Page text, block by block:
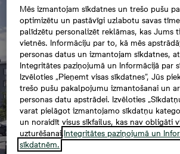
Mēs izmantojam sīkdatnes un trešo pušu
optimizētu un pastāvīgi uzlabotu savas
palīdzētu personalizēt reklāmas, kas Jums
vietnēs. Informāciju par to, kā mēs
personas datus un izmantojam sīkdatnes,
Integritātes paziņojumā un Informācijā par
Izvēloties „Pieņemt visas sīkdatnes”, Jūs
trešo pušu pakalpojumu izmantošanai un
personas datu apstrādei. Izvēloties
varat pielāgot izmantojamo sīkdatņu
un noraidīt visus sīkfailus, kas nav obligāti
uzturēšanai.Integritātes paziņojumā un
sīkdatnēm.